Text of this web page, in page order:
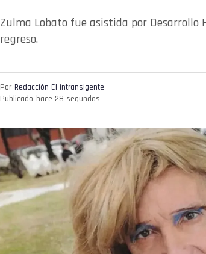
Zulma Lobato fue asistida por Desarrollo
regreso.
Por Redacción El intransigente
Publicado hace 28 segundos